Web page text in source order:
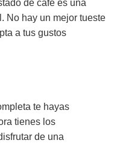
de café es una
No hay un mejor tueste
a tus gustos
te hayas
tienes los
de una